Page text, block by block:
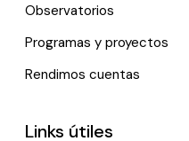
Observatorios
Programas y proyectos
Rendimos cuentas
Links útiles